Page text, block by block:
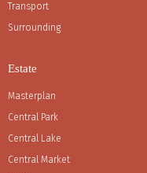
Transport
Surrounding
Estate
Masterplan
Central Park
Central Lake
Central Market